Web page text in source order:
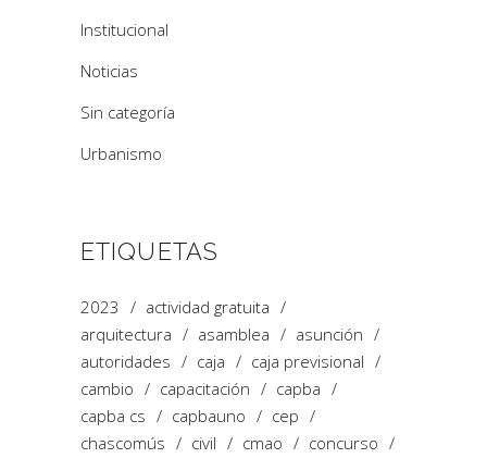
Institucional
Noticias
Sin categoría
Urbanismo
ETIQUETAS
2023
actividad gratuita
arquitectura
asamblea
asunción
autoridades
caja
caja previsional
cambio
capacitación
capba
capba cs
capbauno
cep
chascomús
civil cmao
concurso